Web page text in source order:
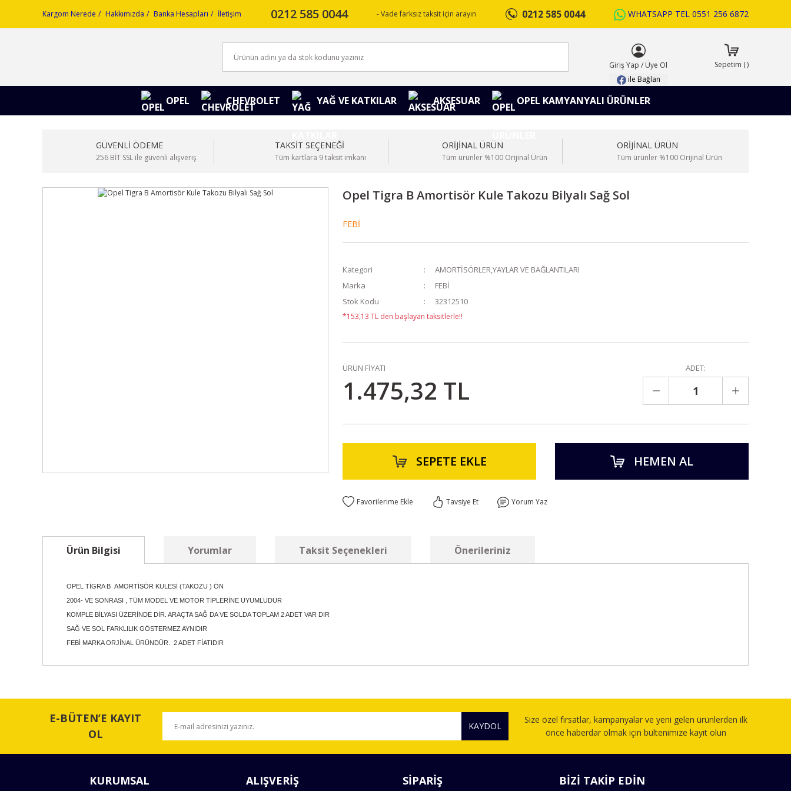
Kargom Nerede Hakkımızda Banka Hesapları İletişim 0212 585 0044 - Vade farksız taksit için arayın 0212 585 0044 WHATSAPP TEL 0551 256 6872
Giriş Yap / Üye Ol
ile Bağlan
Sepetim ()
OPEL CHEVROLET YAĞ VE KATKILAR AKSESUAR OPEL KAMYANYALI ÜRÜNLER
GÜVENLİ ÖDEME
256 BİT SSL ile güvenli alışveriş
TAKSİT SEÇENEĞİ
Tüm kartlara 9 taksit imkanı
ORİJİNAL ÜRÜN
Tüm ürünler %100 Orijinal Ürün
ORİJİNAL ÜRÜN
Tüm ürünler %100 Orijinal Ürün
Opel Tigra B Amortisör Kule Takozu Bilyalı Sağ Sol
FEBİ
Kategori
AMORTİSÖRLER,YAYLAR VE BAĞLANTILARI
Marka
FEBİ
Stok Kodu
32312510
*153,13 TL den başlayan taksitlerle!!
ÜRÜN FİYATI
1.475,32 TL
ADET:
SEPETE EKLE HEMEN AL
Tavsiye Et Yorum Yaz
Ürün Bilgisi Yorumlar Taksit Seçenekleri Önerileriniz
OPEL TİGRA B AMORTİSÖR KULESİ (TAKOZU ) ÖN
2004- VE SONRASI , TÜM MODEL VE MOTOR TİPLERİNE UYUMLUDUR
KOMPLE BİLYASI ÜZERİNDE DİR. ARAÇTA SAĞ DA VE SOLDA TOPLAM 2 ADET VAR DIR
SAĞ VE SOL FARKLILIK GÖSTERMEZ AYNIDIR
FEBİ MARKA ORJİNAL ÜRÜNDÜR. 2 ADET FİATIDIR
Görüş ve önerileriniz için teşekkür ederiz.
Ürün resmi kalitesiz, bozuk veya görüntülenemiyor.
Ürün fiyatı diğer sitelerden daha pahalı.
E-BÜTEN’E KAYIT
OL
KAYDOL
Size özel fırsatlar, kampanyalar ve yeni gelen ürünlerden ilk
önce haberdar olmak için bültenimize kayıt olun
KURUMSAL ALIŞVERİŞ SİPARİŞ BİZİ TAKİP EDİN